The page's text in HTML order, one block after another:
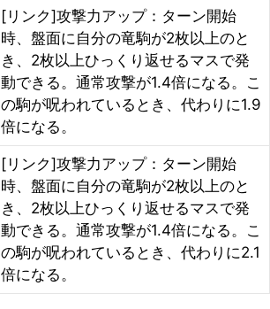
[リンク]攻撃力アップ：ターン開始
時、盤面に自分の竜駒が2枚以上のと
き、2枚以上ひっくり返せるマスで発
動できる。通常攻撃が1.4倍になる。こ
の駒が呪われているとき、代わりに1.9
倍になる。
[リンク]攻撃力アップ：ターン開始
時、盤面に自分の竜駒が2枚以上のと
き、2枚以上ひっくり返せるマスで発
動できる。通常攻撃が1.4倍になる。こ
の駒が呪われているとき、代わりに2.1
倍になる。